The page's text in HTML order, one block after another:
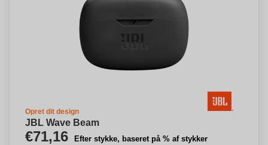
Opret dit design
JBL Wave Beam
€71,16 Efter stykke, baseret på % af stykker